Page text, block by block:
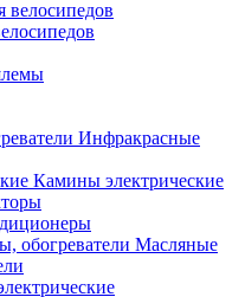
Инфракрасные
Камины электрические
Масляные